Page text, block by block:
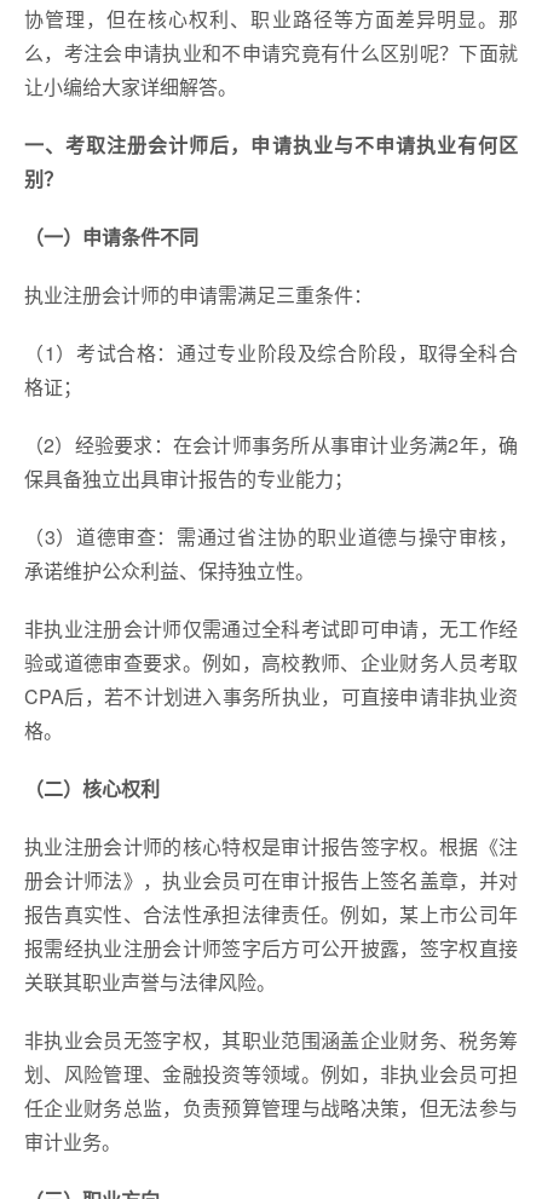
协管理，但在核心权利、职业路径等方面差异明显。那
么，考注会申请执业和不申请究竟有什么区别呢？下面就
让小编给大家详细解答。
一、考取注册会计师后，申请执业与不申请执业有何区
别？
（一）申请条件不同
执业注册会计师的申请需满足三重条件：
（1）考试合格：通过专业阶段及综合阶段，取得全科合
格证；
（2）经验要求：在会计师事务所从事审计业务满2年，确
保具备独立出具审计报告的专业能力；
（3）道德审查：需通过省注协的职业道德与操守审核，
承诺维护公众利益、保持独立性。
非执业注册会计师仅需通过全科考试即可申请，无工作经
验或道德审查要求。例如，高校教师、企业财务人员考取
CPA后，若不计划进入事务所执业，可直接申请非执业资
格。
（二）核心权利
执业注册会计师的核心特权是审计报告签字权。根据《注
册会计师法》，执业会员可在审计报告上签名盖章，并对
报告真实性、合法性承担法律责任。例如，某上市公司年
报需经执业注册会计师签字后方可公开披露，签字权直接
关联其职业声誉与法律风险。
非执业会员无签字权，其职业范围涵盖企业财务、税务筹
划、风险管理、金融投资等领域。例如，非执业会员可担
任企业财务总监，负责预算管理与战略决策，但无法参与
审计业务。